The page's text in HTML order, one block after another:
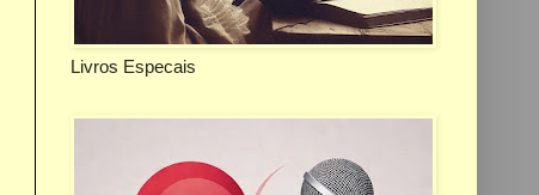
Livros Especais